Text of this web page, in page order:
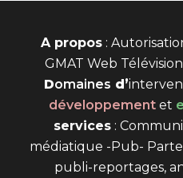
A propos:
GMAT Web
Domaines d’
développement et
services:
médiatique -Pub-
publi-reportages,